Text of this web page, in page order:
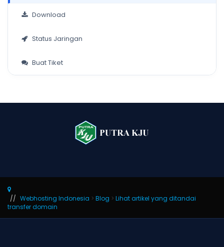
Download
Status Jaringan
Buat Tiket
Webhosting Indonesia > Blog > Lihat artikel yang ditandai
transfer domain